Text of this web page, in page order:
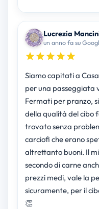
Lucrezia
un anno fa su
Siamo capitati a
per una passeggiata
Fermati per pranzo,
della qualità del cibo
trovato senza
carciofi che erano
altrettanto buoni. Il
secondo di carne
prezzi medi, vale la
sicuramente, per il
👏